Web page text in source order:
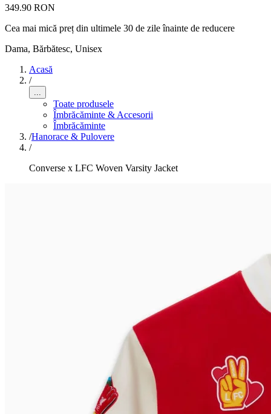
349.90 RON
Cea mai mică preț din ultimele 30 de zile înainte de reducere
Dama, Bărbătesc, Unisex
Acasă
/
...
Toate produsele
Îmbrăcăminte & Accesorii
Îmbrăcăminte
/Hanorace & Pulovere
/
Converse x LFC Woven Varsity Jacket